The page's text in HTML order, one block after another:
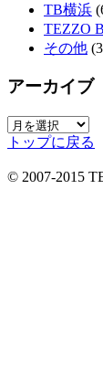
TB横浜
TEZZO
その他
アーカイブ
ア
ー
イ
トップに戻る
© 2007-2015